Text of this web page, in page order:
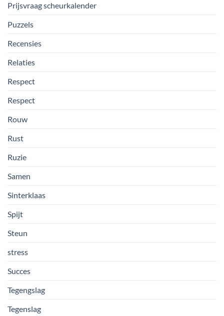
Prijsvraag scheurkalender
Puzzels
Recensies
Relaties
Respect
Respect
Rouw
Rust
Ruzie
Samen
Sinterklaas
Spijt
Steun
stress
Succes
Tegengslag
Tegenslag